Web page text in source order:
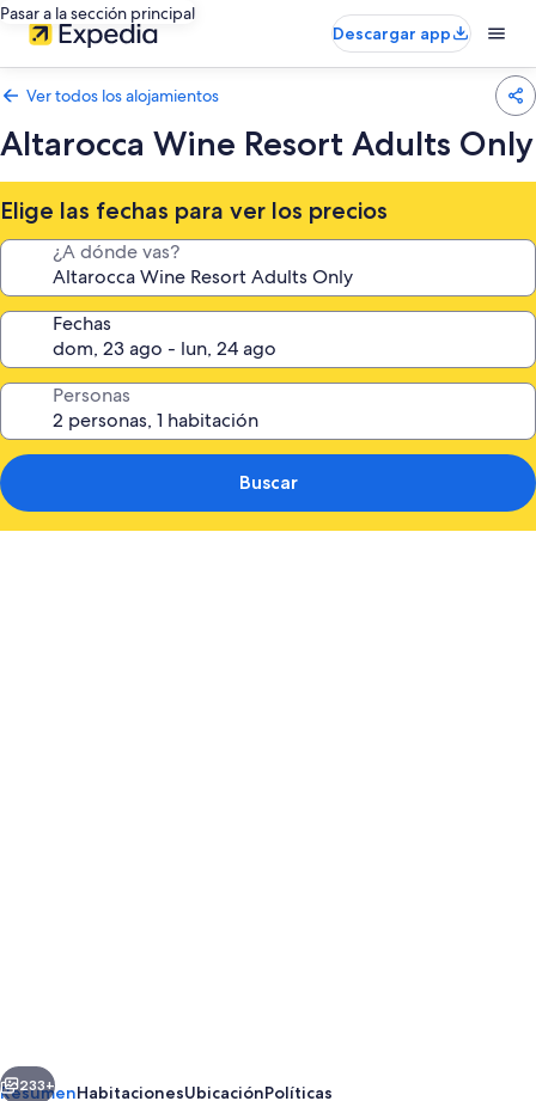
Pasar a la sección principal
Descargar app
Ver todos los alojamientos
Altarocca Wine Resort Adults Only
Elige las fechas para ver los precios
¿A dónde vas?
Fechas
Personas
Buscar
Only
Siguiente
233+
ResumenHabitacionesUbicaciónPolíticas